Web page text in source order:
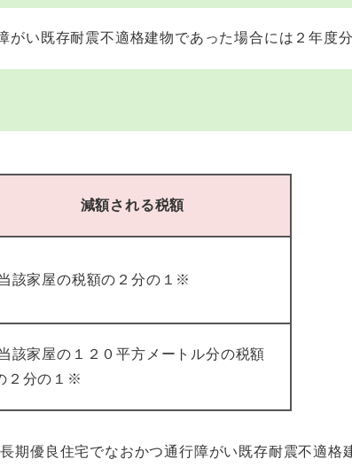
い既存耐震不適格建物であった場合には２年度
減額される税額
該家屋の税額の２分の１※
該家屋の１２０平方メートル分の税額
２分の１※
期優良住宅でなおかつ通行障がい既存耐震不適格